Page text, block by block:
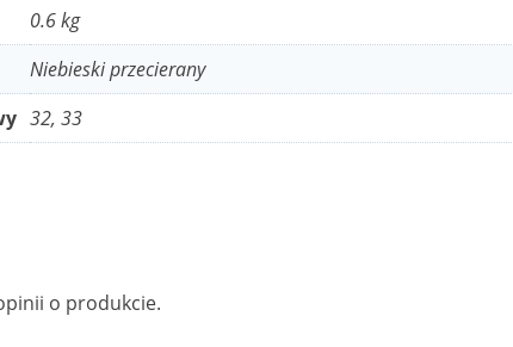
0.6 kg
Niebieski przecierany
32, 33
o produkcie.